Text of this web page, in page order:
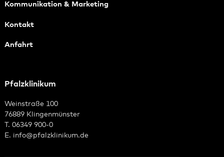
Kommunikation & Marketing
Kontakt
Anfahrt
Pfalzklinikum
Weinstraße 100
76889 Klingenmünster
T. 06349 900-0
E. info@pfalzklinikum.de